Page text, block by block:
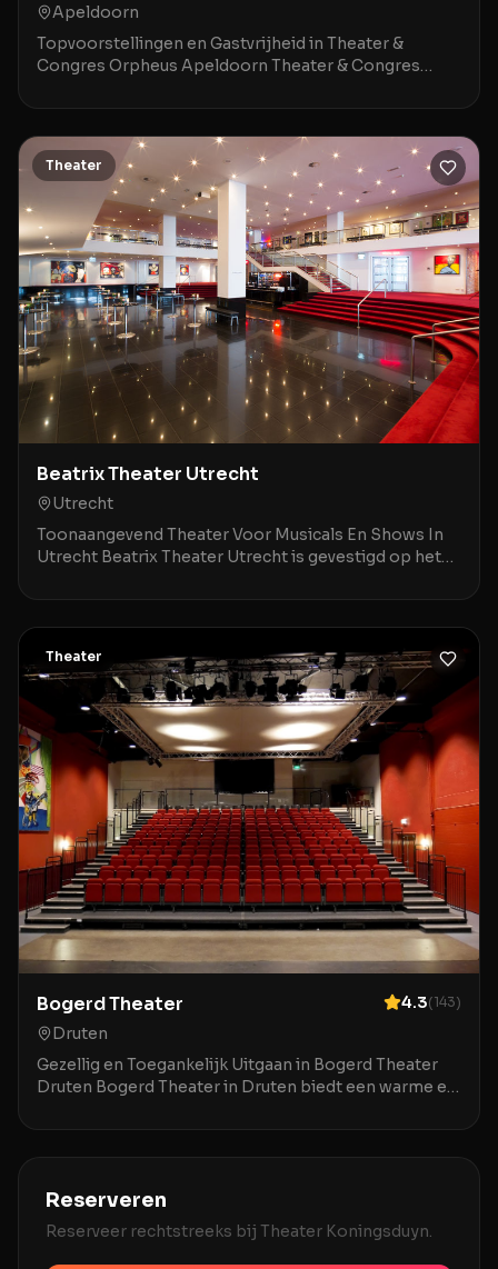
Apeldoorn
Topvoorstellingen en Gastvrijheid in Theater &
Congres Orpheus Apeldoorn Theater & Congres
waar mod
Theater
Beatrix Theater Utrecht
Utrecht
Toonaangevend Theater Voor Musicals En Shows In
Utrecht Beatrix Theater Utrecht is gevestigd op het
Theater
Bogerd Theater 4.3(143)
Druten
Gezellig en Toegankelijk Uitgaan in Bogerd Theater
Druten Bogerd Theater in Druten biedt een warme en
Reserveren
Reserveer rechtstreeks bij Theater Koningsduyn.